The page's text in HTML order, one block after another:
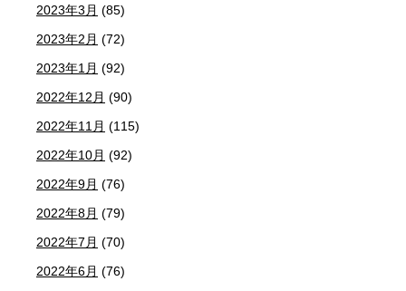
2023年3月 (85)
2023年2月 (72)
2023年1月 (92)
2022年12月 (90)
2022年11月 (115)
2022年10月 (92)
2022年9月 (76)
2022年8月 (79)
2022年7月 (70)
2022年6月 (76)